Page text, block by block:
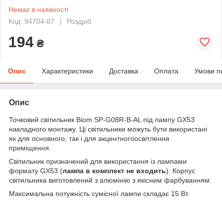
Немає в наявності
Код: 94704-07
Роздріб
194 ₴
Опис Характеристики Доставка Оплата Умови
Опис
Точковий світильник Biom SP-G08R-B-AL під лампу GX53
накладного монтажу. Ці світильники можуть бути використані
як для основного, так і для акцентногоосвітлення
приміщення.
Світильник призначений для використання із лампами
формату GX53 (лампа в комплект не входить). Корпус
світильника виготовлений з алюмінію з якісним фарбуванням.
Максимальна потужність сумісної лампи складає 15 Вт.